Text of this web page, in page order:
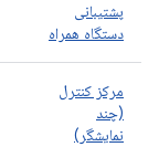
پشتیبانی
دستگاه همراه
مرکز کنترل
(چند
نمایشگر)